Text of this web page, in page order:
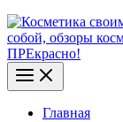
ПРЕкрасно!
Главная